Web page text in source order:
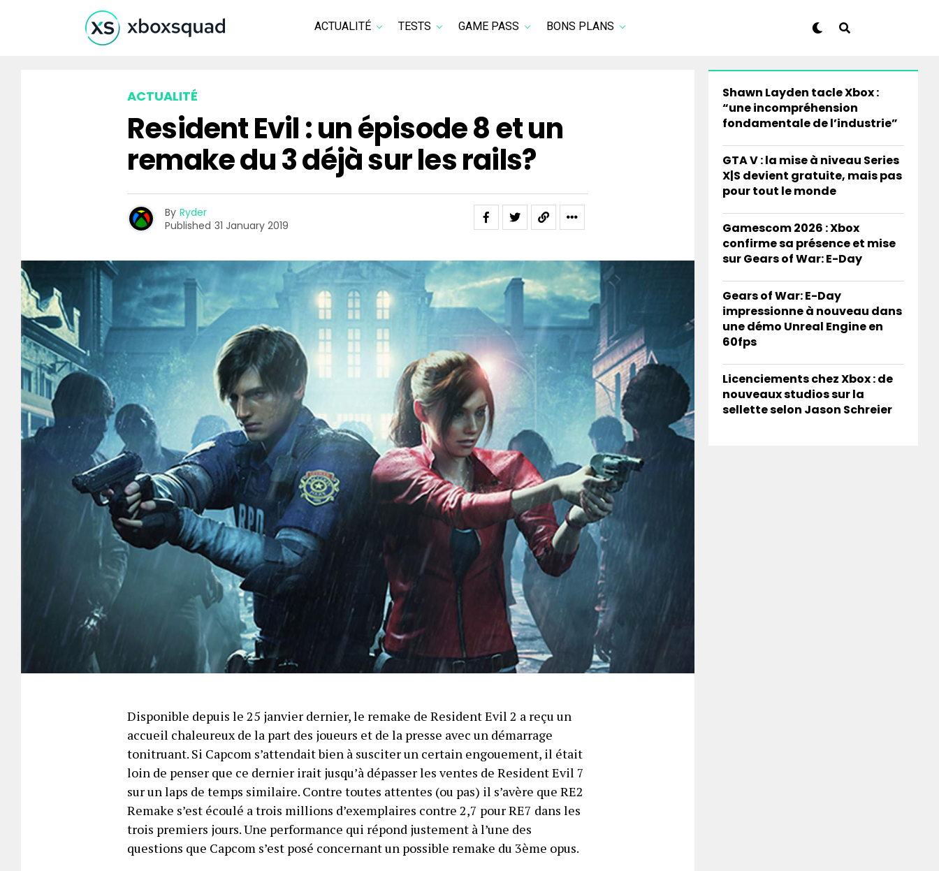
ACTUALITÉ TESTS GAME PASS BONS PLANS
ACTUALITÉ
Resident Evil : un épisode 8 et un
remake du 3 déjà sur les rails?
By Ryder
Published 31 January 2019
Disponible depuis le 25 janvier dernier, le remake de Resident Evil 2 a reçu un
accueil chaleureux de la part des joueurs et de la presse avec un démarrage
tonitruant. Si Capcom s’attendait bien à susciter un certain engouement, il était
loin de penser que ce dernier irait jusqu’à dépasser les ventes de Resident Evil 7
sur un laps de temps similaire. Contre toutes attentes (ou pas) il s’avère que RE2
Remake s’est écoulé a trois millions d’exemplaires contre 2,7 pour RE7 dans les
trois premiers jours. Une performance qui répond justement à l’une des
questions que Capcom s’est posé concernant un possible remake du 3ème opus.
Shawn Layden tacle Xbox :
“une incompréhension
fondamentale de l’industrie”
GTA V : la mise à niveau Series
X|S devient gratuite, mais pas
pour tout le monde
Gamescom 2026 : Xbox
confirme sa présence et mise
sur Gears of War: E-Day
Gears of War: E-Day
impressionne à nouveau dans
une démo Unreal Engine en
60fps
Licenciements chez Xbox : de
nouveaux studios sur la
sellette selon Jason Schreier